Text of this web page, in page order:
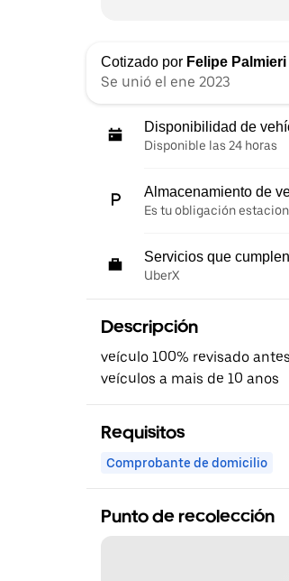
Cotizado por Felipe
Se unió el ene 2023
Disponibilidad de
Disponible las 24 horas
Almacenamiento de
Es tu obligación
Servicios que
UberX
Descripción
veículo 100% revisado
veículos a mais de 10 anos
Requisitos
Comprobante de domicilio
Punto de recolección